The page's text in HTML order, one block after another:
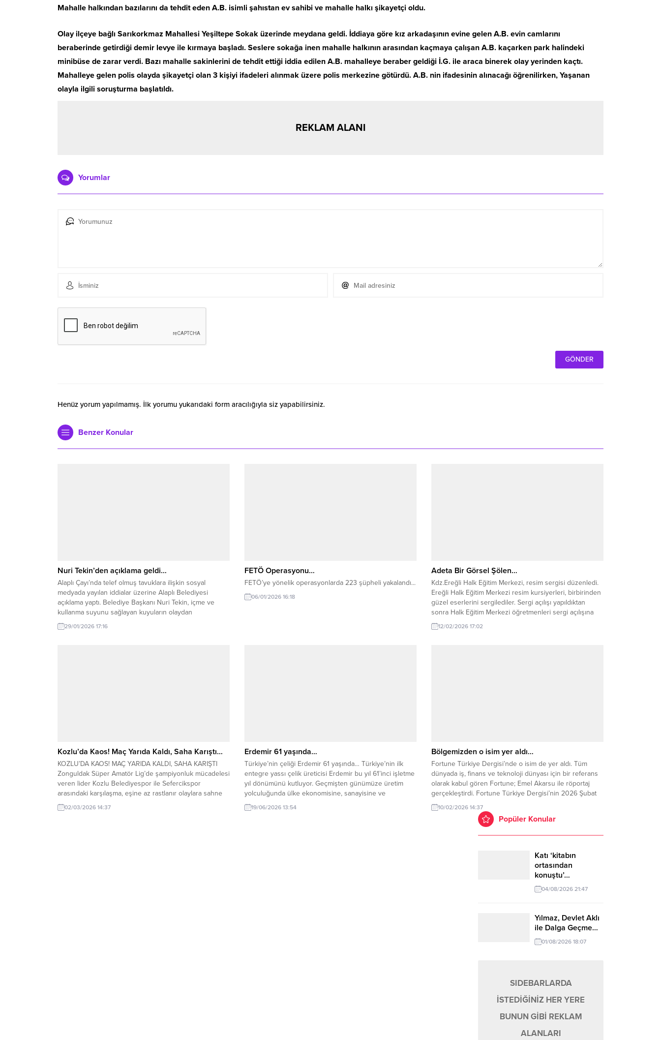
Mahalle halkından bazılarını da tehdit eden A.B. isimli şahıstan ev sahibi ve mahalle halkı şikayetçi oldu.
Olay ilçeye bağlı Sarıkorkmaz Mahallesi Yeşiltepe Sokak üzerinde meydana geldi. İddiaya göre kız arkadaşının evine gelen A.B. evin camlarını
beraberinde getirdiği demir levye ile kırmaya başladı. Seslere sokağa inen mahalle halkının arasından kaçmaya çalışan A.B. kaçarken park halindeki
minibüse de zarar verdi. Bazı mahalle sakinlerini de tehdit ettiği iddia edilen A.B. mahalleye beraber geldiği İ.G. ile araca binerek olay yerinden kaçtı.
Mahalleye gelen polis olayda şikayetçi olan 3 kişiyi ifadeleri alınmak üzere polis merkezine götürdü. A.B. nin ifadesinin alınacağı öğrenilirken, Yaşanan
olayla ilgili soruşturma başlatıldı.
REKLAM ALANI
Yorumlar
Henüz yorum yapılmamış. İlk yorumu yukarıdaki form aracılığıyla siz yapabilirsiniz.
Benzer Konular
Nuri Tekin’den açıklama geldi…
Alaplı Çayı’nda telef olmuş tavuklara ilişkin sosyal
medyada yayılan iddialar üzerine Alaplı Belediyesi
açıklama yaptı. Belediye Başkanı Nuri Tekin, içme ve
kullanma suyunu sağlayan kuyuların olaydan
etkilenmediğini belirterek, halk sağlığının güvence
altında olduğunu vurguladı. Açıklama şöyle: “Bugün
29/01/2026 17:16
FETÖ Operasyonu…
FETÖ’ye yönelik operasyonlarda 223 şüpheli yakalandı...
06/01/2026 16:18
Adeta Bir Görsel Şölen…
Kdz.Ereğli Halk Eğitim Merkezi, resim sergisi düzenledi.
Ereğli Halk Eğitim Merkezi resim kursiyerleri, birbirinden
güzel eserlerini sergilediler. Sergi açılışı yapıldıktan
sonra Halk Eğitim Merkezi öğretmenleri sergi açılışına
özel, konser verdiler. Düzenlenen etkinlik hakkında
Kdz.Ereğli Halk Eğitim Merkezi Müdürü Dr.Metin Bozkurt
12/02/2026 17:02
Kozlu’da Kaos! Maç Yarıda Kaldı, Saha Karıştı…
KOZLU’DA KAOS! MAÇ YARIDA KALDI, SAHA KARIŞTI
Zonguldak Süper Amatör Lig’de şampiyonluk mücadelesi
veren lider Kozlu Belediyespor ile Sefercikspor
arasındaki karşılaşma, eşine az rastlanır olaylara sahne
oldu. Kırmızı kartlar, hakeme tepki ve oyuncu sayısının
6’ya düşmesiyle maç 49. dakikada tatil edildi. Kozlu
02/03/2026 14:37
Erdemir 61 yaşında…
Türkiye’nin çeliği Erdemir 61 yaşında… Türkiye’nin ilk
entegre yassı çelik üreticisi Erdemir bu yıl 61’inci işletme
yıl dönümünü kutluyor. Geçmişten günümüze üretim
yolculuğunda ülke ekonomisine, sanayisine ve
istihdamına güçlü katkılar sunan Erdemir, köklü geçmişini
geleceğe yön veren sürdürülebilirlik vizyonuyla
19/06/2026 13:54
Bölgemizden o isim yer aldı…
Fortune Türkiye Dergisi’nde o isim de yer aldı. Tüm
dünyada iş, finans ve teknoloji dünyası için bir referans
olarak kabul gören Fortune; Emel Akarsu ile röportaj
gerçekleştirdi. Fortune Türkiye Dergisi’nin 2026 Şubat
sayısında; Oba Perdesan Teknik Tekstil A.Ş. Genel Müdür
Yardımcısı Emel Akarsu fikirleri ile dergide yer aldı.
“Değişime Açık...
10/02/2026 14:37
Popüler Konular
Katı ‘kitabın
ortasından
konuştu’…
04/08/2026 21:47
Yılmaz, Devlet Aklı
ile Dalga Geçme…
01/08/2026 18:07
SIDEBARLARDA
İSTEDİĞİNİZ HER YERE
BUNUN GİBİ REKLAM
ALANLARI